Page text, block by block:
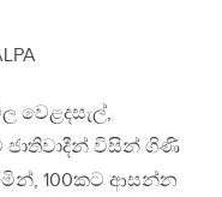
වෙළදසැල්,
ජාතිවාදීන් විසින් ගිණි
100කට ආසන්න